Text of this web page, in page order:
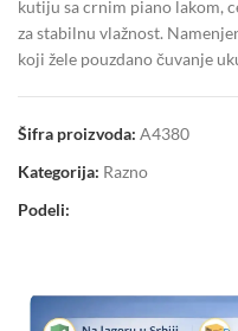
kutiju sa crnim piano lakom,
za stabilnu vlažnost.
koji žele pouzdano čuvanje
Šifra proizvoda: A4380
Kategorija: Razno
Podeli: